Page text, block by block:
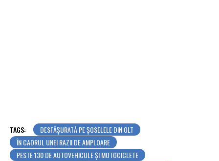
TAGS:
DESFĂȘURATĂ PE ȘOSELELE DIN OLT
ÎN CADRUL UNEI RAZII DE AMPLOARE
PESTE 130 DE AUTOVEHICULE ȘI MOTOCICLETE